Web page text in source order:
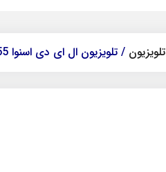
تلویزیون / تلویزیون ال ای دی اسنوا 55 اینچ مدل SLD-55NK13000U